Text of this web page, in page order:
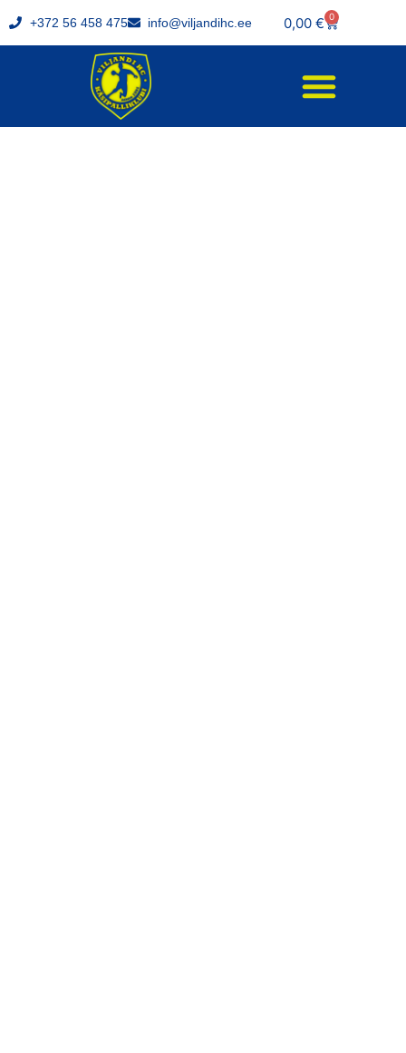
+372 56 458 475 info@viljandihc.ee 0,00 € 0